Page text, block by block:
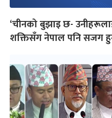
‘चीनको बुझाइ छ-
शक्तिसँग नेपाल पनि सजग